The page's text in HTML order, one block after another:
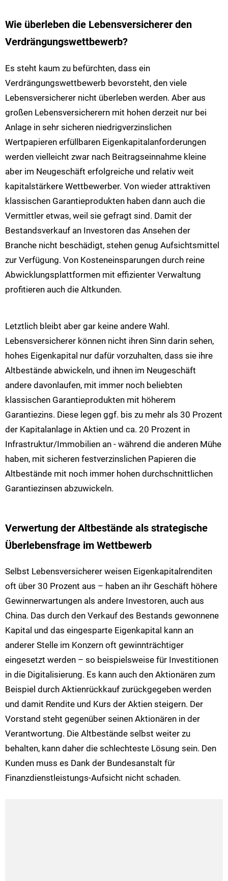
Wie überleben die Lebensversicherer den
Verdrängungswettbewerb?
Es steht kaum zu befürchten, dass ein
Verdrängungswettbewerb bevorsteht, den viele
Lebensversicherer nicht überleben werden. Aber aus
großen Lebensversicherern mit hohen derzeit nur bei
Anlage in sehr sicheren niedrigverzinslichen
Wertpapieren erfüllbaren Eigenkapitalanforderungen
werden vielleicht zwar nach Beitragseinnahme kleine
aber im Neugeschäft erfolgreiche und relativ weit
kapitalstärkere Wettbewerber. Von wieder attraktiven
klassischen Garantieprodukten haben dann auch die
Vermittler etwas, weil sie gefragt sind. Damit der
Bestandsverkauf an Investoren das Ansehen der
Branche nicht beschädigt, stehen genug Aufsichtsmittel
zur Verfügung. Von Kosteneinsparungen durch reine
Abwicklungsplattformen mit effizienter Verwaltung
profitieren auch die Altkunden.
Letztlich bleibt aber gar keine andere Wahl.
Lebensversicherer können nicht ihren Sinn darin sehen,
hohes Eigenkapital nur dafür vorzuhalten, dass sie ihre
Altbestände abwickeln, und ihnen im Neugeschäft
andere davonlaufen, mit immer noch beliebten
klassischen Garantieprodukten mit höherem
Garantiezins. Diese legen ggf. bis zu mehr als 30 Prozent
der Kapitalanlage in Aktien und ca. 20 Prozent in
Infrastruktur/Immobilien an - während die anderen Mühe
haben, mit sicheren festverzinslichen Papieren die
Altbestände mit noch immer hohen durchschnittlichen
Garantiezinsen abzuwickeln.
Verwertung der Altbestände als strategische
Überlebensfrage im Wettbewerb
Selbst Lebensversicherer weisen Eigenkapitalrenditen
oft über 30 Prozent aus – haben an ihr Geschäft höhere
Gewinnerwartungen als andere Investoren, auch aus
China. Das durch den Verkauf des Bestands gewonnene
Kapital und das eingesparte Eigenkapital kann an
anderer Stelle im Konzern oft gewinnträchtiger
eingesetzt werden – so beispielsweise für Investitionen
in die Digitalisierung. Es kann auch den Aktionären zum
Beispiel durch Aktienrückkauf zurückgegeben werden
und damit Rendite und Kurs der Aktien steigern. Der
Vorstand steht gegenüber seinen Aktionären in der
Verantwortung. Die Altbestände selbst weiter zu
behalten, kann daher die schlechteste Lösung sein. Den
Kunden muss es Dank der Bundesanstalt für
Finanzdienstleistungs-Aufsicht nicht schaden.